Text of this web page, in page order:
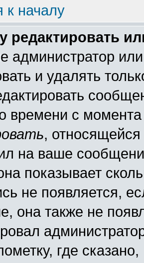
к началу
редактировать
администратор
и удалять
времени с
,
на ваше
показывает
не появляется,
она также не
где